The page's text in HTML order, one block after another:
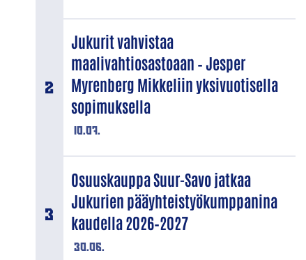
10.07.
Jukurit vahvistaa
maalivahtiosastoaan – Jesper
Myrenberg Mikkeliin yksivuotisella
sopimuksella
30.06.
Osuuskauppa Suur-Savo jatkaa
Jukurien pääyhteistyökumppanina
kaudella 2026–2027